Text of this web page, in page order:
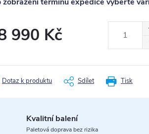
990 Kč
Tisk
Dotaz k produktu Sdílet
Kvalitní balení
Paletová doprava bez rizika